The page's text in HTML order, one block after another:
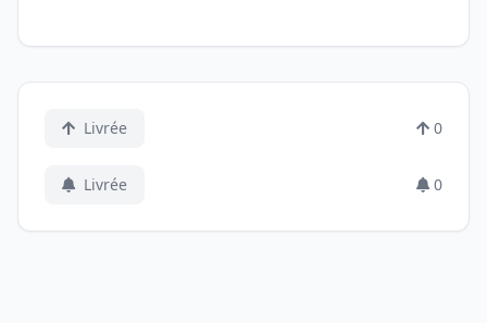
Livrée 0
Livrée 0